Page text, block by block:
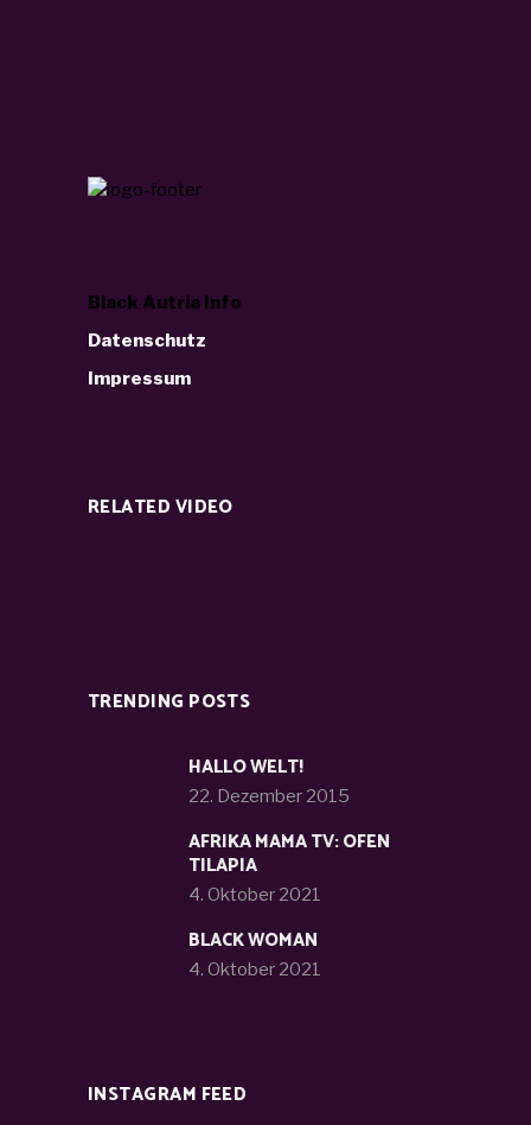
Black Autria Info
Datenschutz
Impressum
RELATED VIDEO
TRENDING POSTS
HALLO WELT!
22. Dezember 2015
AFRIKA MAMA TV: OFEN
TILAPIA
4. Oktober 2021
BLACK WOMAN
4. Oktober 2021
INSTAGRAM FEED